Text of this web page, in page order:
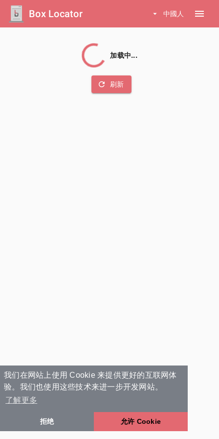
我们在网站上使用 Cookie 来提供更好的互联网体
验。我们也使用这些技术来进一步开发网站。
了解更多
拒绝 允许 Cookie
Box Locator arrow_drop_down 中國人 menu
加载中...
refresh 刷新